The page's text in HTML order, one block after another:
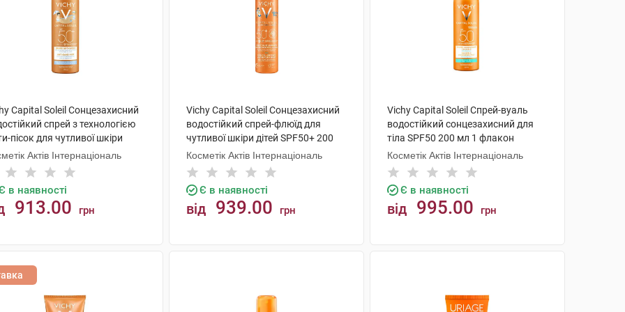
Capital Soleil Сонцезахисний
спрей з технологією
пісок для чутливої шкіри
SPF50+ 200 мл 1 флакон
Актів Інтернаціональ
в наявності
913.00 грн
Vichy Capital Soleil Сонцезахисний
водостійкий спрей-флюїд для
чутливої шкіри дітей SPF50+ 200
мл 1 флакон
Косметік Актів Інтернаціональ
Є в наявності
від 939.00 грн
Vichy Capital Soleil Спрей-вуаль
водостійкий сонцезахисний для
тіла SPF50 200 мл 1 флакон
Косметік Актів Інтернаціональ
Є в наявності
від 995.00 грн